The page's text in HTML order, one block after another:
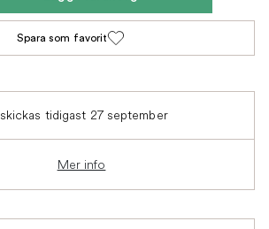
Spara som favorit
skickas tidigast 27 september
Mer info